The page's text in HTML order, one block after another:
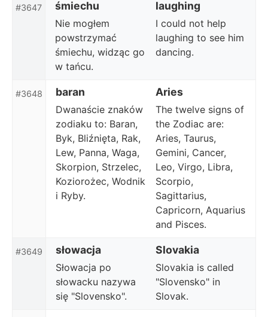
#3647 śmiechu laughing
Nie mogłem
powstrzymać
śmiechu, widząc go
w tańcu.
I could not help
laughing to see him
dancing.
#3648 baran Aries
Dwanaście znaków
zodiaku to: Baran,
Byk, Bliźnięta, Rak,
Lew, Panna, Waga,
Skorpion, Strzelec,
Koziorożec, Wodnik
i Ryby.
The twelve signs of
the Zodiac are:
Aries, Taurus,
Gemini, Cancer,
Leo, Virgo, Libra,
Scorpio,
Sagittarius,
Capricorn, Aquarius
and Pisces.
#3649 słowacja Slovakia
Słowacja po
słowacku nazywa
się "Slovensko".
Slovakia is called
"Slovensko" in
Slovak.